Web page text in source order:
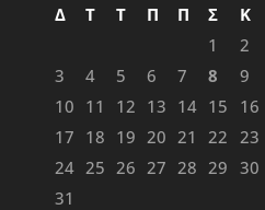
Δ Τ Τ Π Π Σ
Κ
1
2
3
4 5 6 7 8
9
10 11 12 13 14 15
16
17 18 19 20 21 22
23
24 25 26 27 28 29 30
31